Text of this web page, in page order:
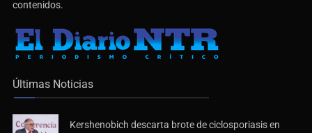
contenidos.
Últimas Noticias
Kershenobich descarta brote de ciclosporiasis en